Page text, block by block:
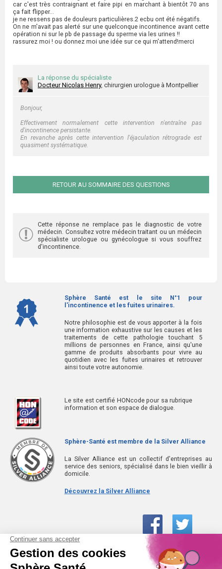
car c'est très contraignant et faire pipi en marchant à bientôt 70 ans
ça fait flipper...
je ne ressens pas de douleurs particulières.2 ecbu ont été négatifs.
On ne m'avait pas alerté sur une quelconque incontinence avant cette
opération ni sur le pb de passage du sperme via les urines !!
rassurez moi ! ou donnez moi une idée sur ce qui m'attend!merci
La réponse du spécialiste
Docteur Nicolas Henry, chirurgien urologue à Montpellier
Bonjour,
Effectivement normalement cette intervention n'entraîne pas
d'incontinence persistante.
En revanche après cette intervention l'éjaculation rétrograde est
quasiment systématique.
RETOUR AU SOMMAIRE DES QUESTIONS
Cette réponse ne remplace pas le diagnostic de votre
médecin. Consultez votre médecin traitant ou un médecin
spécialiste urologue ou gynécologue si vous souffrez
d'incontinence.
Sphère Santé est le site N°1 pour
l'incontinence et les fuites urinaires.
Notre philosophie est de vous apporter à la fois
une information exhaustive sur les causes et les
traitements de cette pathologie touchant 5
millions de personnes en France, ainsi qu'une
gamme de produits absorbants pour vivre au
quotidien avec les fuites urinaires et retrouver
ainsi toute votre autonomie.
Le site est certifié HONcode pour sa rubrique
information et son espace de dialogue.
Sphère-Santé est membre de la Silver Alliance
La Silver Alliance est un collectif d'entreprises au
service des seniors, spécialisé dans le bien vieillir à
domicile.
Découvrez la Silver Alliance
01 61 30 15 94